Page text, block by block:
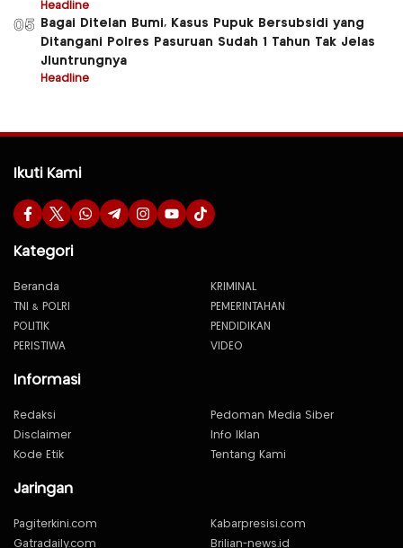
Headline
05
Bagai Ditelan Bumi, Kasus Pupuk Bersubsidi yang
Ditangani Polres Pasuruan Sudah 1 Tahun Tak Jelas
Jluntrungnya
Headline
Ikuti Kami
Kategori
Beranda
KRIMINAL
TNI & POLRI
PEMERINTAHAN
POLITIK
PENDIDIKAN
PERISTIWA
VIDEO
Informasi
Redaksi
Pedoman Media Siber
Disclaimer
Info Iklan
Kode Etik
Tentang Kami
Jaringan
Pagiterkini.com
Kabarpresisi.com
Gatradaily.com
Brilian-news.id